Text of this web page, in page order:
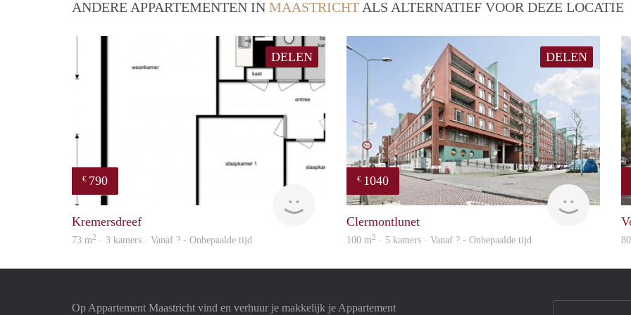
ANDERE APPARTEMENTEN IN MAASTRICHT ALS ALTERNATIEF VOOR DEZE LOCATIE
DELEN
€ 790
Kremersdreef
73 m2 · 3 kamers · Vanaf ? - Onbepaalde tijd
DELEN
€ 1040
finder
Clermontlunet
100 m2 · 5 kamers · Vanaf ? - Onbepaalde tijd
Op Appartement Maastricht vind en verhuur je makkelijk je Appartement